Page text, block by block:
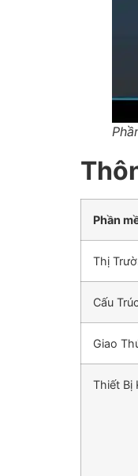
Phần
Thị
Cấu
Giao
Thiết Bị